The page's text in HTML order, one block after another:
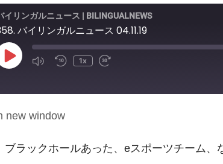
イリンガルニュース | BILINGUALNEWS
バイリンガルニュース 04.11.19
Play
Episode
1x
new window
ブラックホールあった、eスポーツチーム、